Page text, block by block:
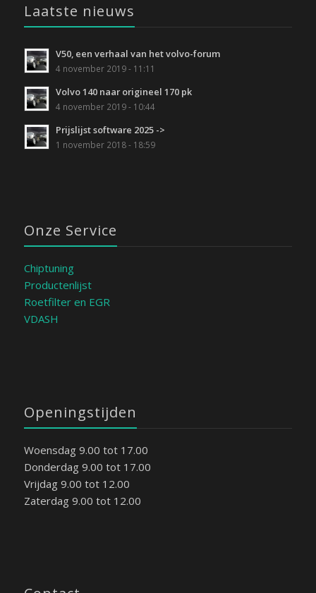
Laatste nieuws
V50, een verhaal van het volvo-forum
4 november 2019 - 11:11
Volvo 140 naar origineel 170 pk
4 november 2019 - 10:44
Prijslijst software 2025 ->
1 november 2018 - 18:59
Onze Service
Chiptuning
Productenlijst
Roetfilter en EGR
VDASH
Openingstijden
Woensdag 9.00 tot 17.00
Donderdag 9.00 tot 17.00
Vrijdag 9.00 tot 12.00
Zaterdag 9.00 tot 12.00